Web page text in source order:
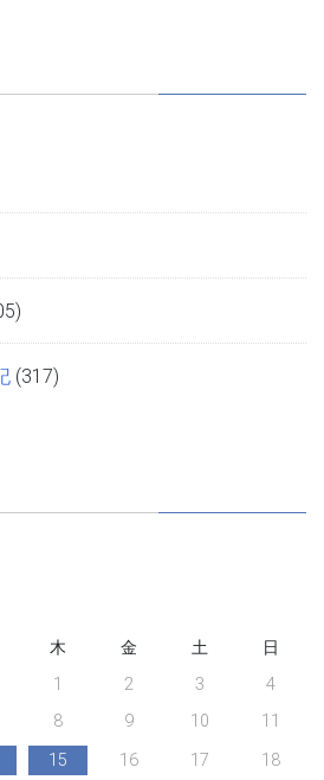
(317)
木 金 土
日
1
2 3
4
8 9 10
11
15 16 17
18